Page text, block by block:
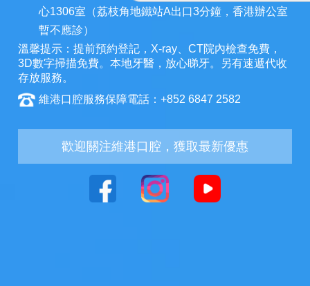
心1306室（荔枝角地鐵站A出口3分鐘，香港辦公室
暫不應診）
溫馨提示：提前預約登記，X-ray、CT院內檢查免費，
3D數字掃描免費。本地牙醫，放心睇牙。另有速遞代收
存放服務。
維港口腔服務保障電話：+852 6847 2582
歡迎關注維港口腔，獲取最新優惠